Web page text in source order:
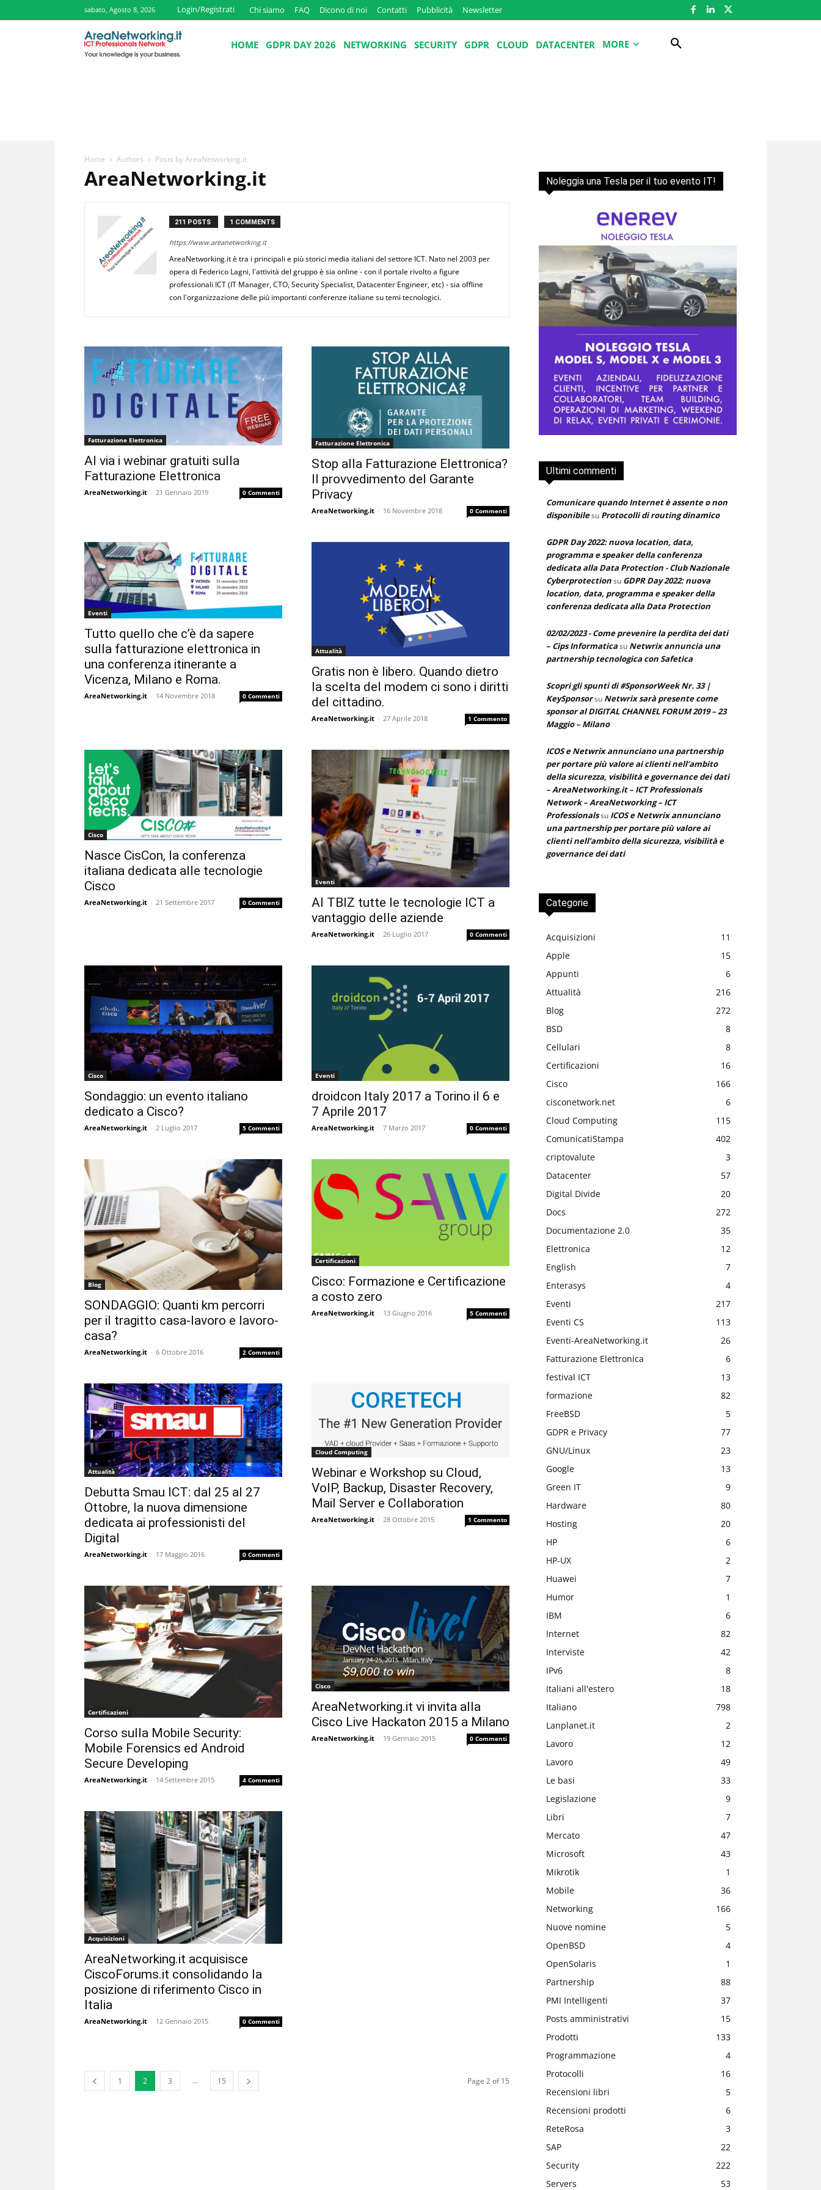
sabato, Agosto 8, 2026 Login/Registrati Chi siamo FAQ Dicono di noi Contatti Pubblicità Newsletter
HOME GDPR DAY 2026 NETWORKING SECURITY GDPR CLOUD DATACENTER MORE
Home Authors Posts by AreaNetworking.it
AreaNetworking.it
211 POSTS 1 COMMENTS
https://www.areanetworking.it
AreaNetworking.it è tra i principali e più storici media italiani del settore ICT. Nato nel 2003 per
opera di Federico Lagni, l'attività del gruppo è sia online - con il portale rivolto a figure
professionali ICT (IT Manager, CTO, Security Specialist, Datacenter Engineer, etc) - sia offline
con l'organizzazione delle più importanti conferenze italiane su temi tecnologici.
Fatturazione Elettronica
Al via i webinar gratuiti sulla
Fatturazione Elettronica
AreaNetworking.it - 21 Gennaio 2019 0 Commenti
Fatturazione Elettronica
Stop alla Fatturazione Elettronica?
Il provvedimento del Garante
Privacy
AreaNetworking.it - 16 Novembre 2018 0 Commenti
Eventi
Tutto quello che c’è da sapere
sulla fatturazione elettronica in
una conferenza itinerante a
Vicenza, Milano e Roma.
AreaNetworking.it - 14 Novembre 2018 0 Commenti
Attualità
Gratis non è libero. Quando dietro
la scelta del modem ci sono i diritti
del cittadino.
AreaNetworking.it - 27 Aprile 2018 1 Commento
Cisco
Nasce CisCon, la conferenza
italiana dedicata alle tecnologie
Cisco
AreaNetworking.it - 21 Settembre 2017 0 Commenti
Eventi
Al TBIZ tutte le tecnologie ICT a
vantaggio delle aziende
AreaNetworking.it - 26 Luglio 2017 0 Commenti
Cisco
Sondaggio: un evento italiano
dedicato a Cisco?
AreaNetworking.it - 2 Luglio 2017 5 Commenti
Eventi
droidcon Italy 2017 a Torino il 6 e
7 Aprile 2017
AreaNetworking.it - 7 Marzo 2017 0 Commenti
Blog
SONDAGGIO: Quanti km percorri
per il tragitto casa-lavoro e lavoro-
casa?
AreaNetworking.it - 6 Ottobre 2016 2 Commenti
Certificazioni
Cisco: Formazione e Certificazione
a costo zero
AreaNetworking.it - 13 Giugno 2016 5 Commenti
Attualità
Debutta Smau ICT: dal 25 al 27
Ottobre, la nuova dimensione
dedicata ai professionisti del
Digital
AreaNetworking.it - 17 Maggio 2016 0 Commenti
Cloud Computing
Webinar e Workshop su Cloud,
VoIP, Backup, Disaster Recovery,
Mail Server e Collaboration
AreaNetworking.it - 28 Ottobre 2015 1 Commento
Certificazioni
Corso sulla Mobile Security:
Mobile Forensics ed Android
Secure Developing
AreaNetworking.it - 14 Settembre 2015 4 Commenti
Cisco
AreaNetworking.it vi invita alla
Cisco Live Hackaton 2015 a Milano
AreaNetworking.it - 19 Gennaio 2015 0 Commenti
Acquisizioni
AreaNetworking.it acquisisce
CiscoForums.it consolidando la
posizione di riferimento Cisco in
Italia
AreaNetworking.it - 12 Gennaio 2015 0 Commenti
1 2 3 ... 15 Page 2 of 15
Noleggia una Tesla per il tuo evento IT!
Ultimi commenti
Comunicare quando Internet è assente o non
disponibilesu Protocolli di routing dinamico
GDPR Day 2022: nuova location, data,
programma e speaker della conferenza
dedicata alla Data Protection - Club Nazionale
Cyberprotectionsu GDPR Day 2022: nuova
location, data, programma e speaker della
conferenza dedicata alla Data Protection
02/02/2023 - Come prevenire la perdita dei dati
– Cips Informaticasu Netwrix annuncia una
partnership tecnologica con Safetica
Scopri gli spunti di #SponsorWeek Nr. 33 |
KeySponsorsu Netwrix sarà presente come
sponsor al DIGITAL CHANNEL FORUM 2019 – 23
Maggio – Milano
ICOS e Netwrix annunciano una partnership
per portare più valore ai clienti nell’ambito
della sicurezza, visibilità e governance dei dati
– AreaNetworking.it – ICT Professionals
Network – AreaNetworking – ICT
Professionalssu ICOS e Netwrix annunciano
una partnership per portare più valore ai
clienti nell’ambito della sicurezza, visibilità e
governance dei dati
Categorie
Acquisizioni
11
Apple
15
Appunti
6
Attualità
216
Blog
272
BSD
8
Cellulari
8
Certificazioni
16
Cisco
166
cisconetwork.net
6
Cloud Computing
115
ComunicatiStampa
402
criptovalute
3
Datacenter
57
Digital Divide
20
Docs
272
Documentazione 2.0
35
Elettronica
12
English
7
Enterasys
4
Eventi
217
Eventi CS
113
Eventi-AreaNetworking.it
26
Fatturazione Elettronica
6
festival ICT
13
formazione
82
FreeBSD
5
GDPR e Privacy
77
GNU/Linux
23
Google
13
Green IT
9
Hardware
80
Hosting
20
HP
6
HP-UX
2
Huawei
7
Humor
1
IBM
6
Internet
82
Interviste
42
IPv6
8
Italiani all'estero
18
Italiano
798
Lanplanet.it
2
Lavoro
12
Lavoro
49
Le basi
33
Legislazione
9
Libri
7
Mercato
47
Microsoft
43
Mikrotik
1
Mobile
36
Networking
166
Nuove nomine
5
OpenBSD
4
OpenSolaris
1
Partnership
88
PMI Intelligenti
37
Posts amministrativi
15
Prodotti
133
Programmazione
4
Protocolli
16
Recensioni libri
5
Recensioni prodotti
6
ReteRosa
3
SAP
22
Security
222
Servers
53